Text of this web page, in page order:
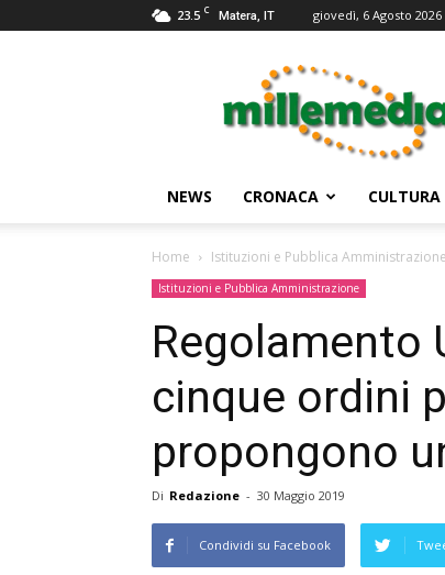
23.5 C Matera, IT giovedì, 6 Agosto 2026
Millemedia
Giornalistica
NEWS CRONACA CULTURA
Home Istituzioni e Pubblica Amministrazione
Istituzioni e Pubblica Amministrazione
Regolamento
cinque ordini
propongono
Di Redazione - 30 Maggio 2019
Condividi su Facebook